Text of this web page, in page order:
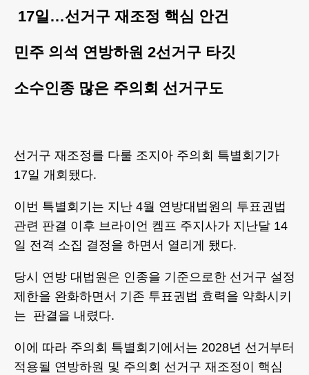
17일…선거구 재조정 핵심 안건
민주 의석 연방하원 2선거구 타깃
소수인종 많은 주의회 선거구도
선거구 재조정를 다룰 조지아 주의회 특별회기가
17일 개회됐다.
이번 특별회기는 지난 4월 연방대법원의 투표권법
관련 판결 이후 브라이언 켐프 주지사가 지난달 14
일 전격 소집 결정을 하면서 열리게 됐다.
당시 연방 대법원은 인종을 기준으로한 선거구 설정
제한을 완화하면서 기존 투표권법 효력을 약화시키
는 판결을 내렸다.
이에 따라 주의회 특별회기에서는 2028년 선거부터
적용될 연방하원 및 주의회 선거구 재조정이 핵심